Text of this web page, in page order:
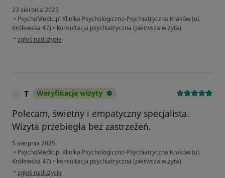
23 sierpnia 2025
• PsychoMedic.pl Klinika Psychologiczno-Psychiatryczna Kraków (ul.
Królewska 47) • konsultacja psychiatryczna (pierwsza wizyta)
• w opinii użytkownika MCK
zgłoś nadużycie
T Weryfikacja wizyty
Polecam, świetny i empatyczny specjalista.
Wizyta przebiegła bez zastrzeżeń.
5 sierpnia 2025
• PsychoMedic.pl Klinika Psychologiczno-Psychiatryczna Kraków (ul.
Królewska 47) • konsultacja psychiatryczna (pierwsza wizyta)
• w opinii użytkownika T
zgłoś nadużycie